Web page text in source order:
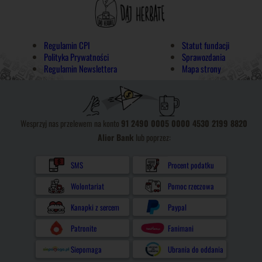
Regulamin CPI
Polityka Prywatności
Regulamin Newslettera
Statut fundacji
Sprawozdania
Mapa strony
Wesprzyj nas przelewem na konto 91 2490 0005 0000 4530 2199 8820
Alior Bank lub poprzez:
SMS
Procent podatku
Wolontariat
Pomoc rzeczowa
Kanapki z sercem
Paypal
Patronite
Fanimani
Siepomaga
Ubrania do oddania